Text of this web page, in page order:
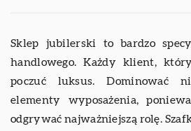
Sklep jubilerski to bardzo
handlowego. Każdy klient,
poczuć luksus. Dominować
elementy wyposażenia,
odgrywać najważniejszą rolę.